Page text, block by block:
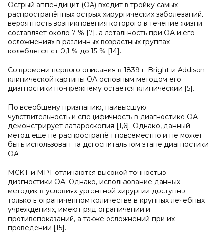
Острый аппендицит (ОА) входит в тройку самых
распространённых острых хирургических заболеваний,
вероятность возникновения которого в течение жизни
составляет около 7 % [7], а летальность при ОА и его
осложнениях в различных возрастных группах
колеблется от 0,1 % до 15 % [14].
Со времени первого описания в 1839 г. Bright и Addison
клинической картины ОА основным методом его
диагностики по-прежнему остается клинический [5].
По всеобщему признанию, наивысшую
чувствительность и специфичность в диагностике ОА
демонстрирует лапароскопия [1,6]. Однако, данный
метод еще не распространён повсеместно и не может
быть использован на догоспитальном этапе диагностики
ОА.
МСКТ и МРТ отличаются высокой точностью
диагностики ОА. Однако, использование данных
методик в условиях ургентной хирургии доступно
только в ограниченном количестве в крупных лечебных
учреждениях, имеют ряд ограничений и
противопоказаний, а также осложнений при их
проведении [15].